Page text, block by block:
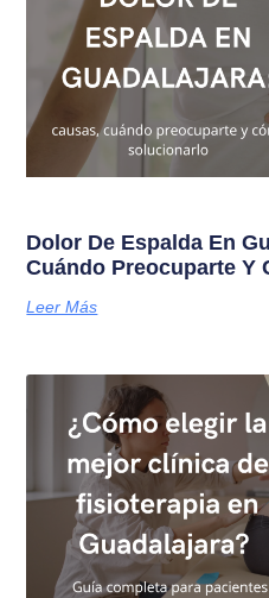
Dolor De Espalda En
Cuándo Preocuparte Y
Leer Más